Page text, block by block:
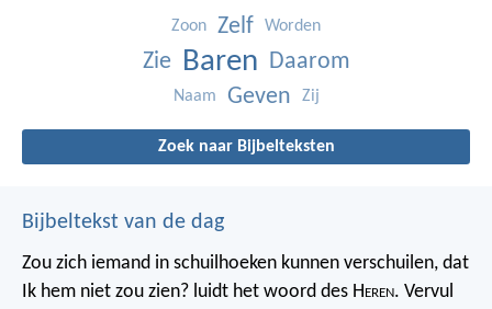
Zoon Zelf Worden
Zie Baren Daarom
Naam Geven Zij
Zoek naar Bijbelteksten
Bijbeltekst van de dag
Zou zich iemand in schuilhoeken kunnen verschuilen, dat
Ik hem niet zou zien? luidt het woord des Heren. Vervul